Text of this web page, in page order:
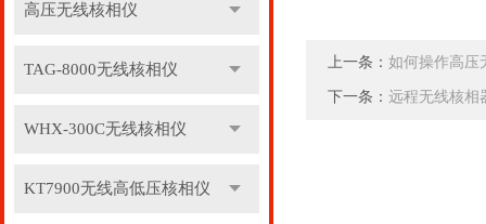
高压无线核相仪
TAG-8000无线核相仪
WHX-300C无线核相仪
KT7900无线高低压核相仪
上一条： 如何操作高压
下一条： 远程无线核相